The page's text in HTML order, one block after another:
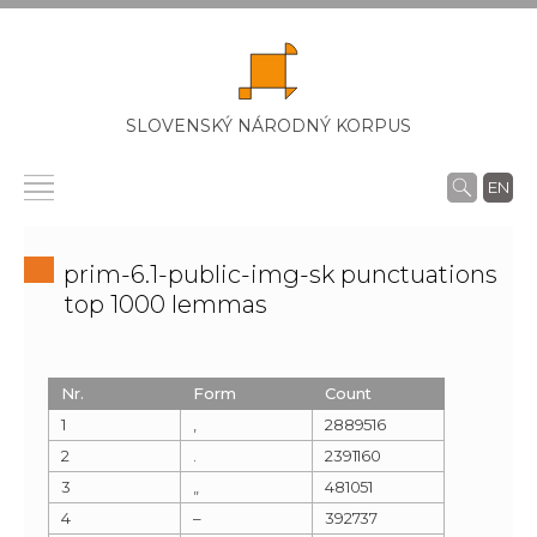
SLOVENSKÝ NÁRODNÝ KORPUS
EN
prim-6.1-public-img-sk punctuations
top 1000 lemmas
Nr. Form
Count
1
2889516
2
2391160
3
481051
4
–
392737